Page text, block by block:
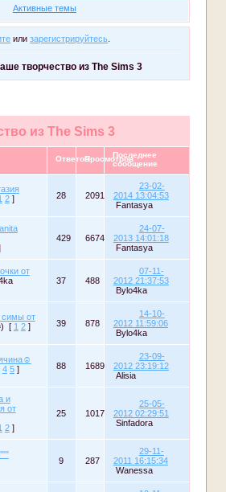
Активные темы
илизарегистрируйтесь.
творчество из The Sims 3
из The Sims 3
ОтветовПросмотровПоследнее
сообщение
2 ] 28 2091
23-02-
2014 13:04:53
Fantasya
429 6674
24-07-
2013 14:01:18
Fantasya
от
37 488
07-11-
2012 21:37:53
Bylo4ka
симы от
[ 1 2 ] 39 878
14-10-
2012 11:59:06
Bylo4ka
4 5 ] 88 1689
23-09-
2012 23:19:12
Alisia
и
от
2 ]
25 1017
25-05-
2012 02:29:51
Sinfadora
9 287
29-11-
2011 16:15:34
Wanessa